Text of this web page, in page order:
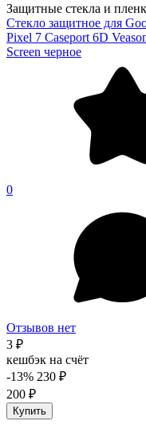
Защитные стекла и
Стекло защитное для
Pixel 7 Caseport 6D
Screen черное
0
Отзывов нет
3 ₽
кешбэк на счёт
-13% 230 ₽
200 ₽
Купить